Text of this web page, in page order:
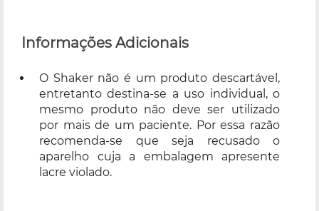
Informações Adicionais
O Shaker não é um produto descartável,
entretanto destina-se a uso individual, o
mesmo produto não deve ser utilizado
por mais de um paciente. Por essa razão
recomenda-se que seja recusado o
aparelho cuja a embalagem apresente
lacre violado.